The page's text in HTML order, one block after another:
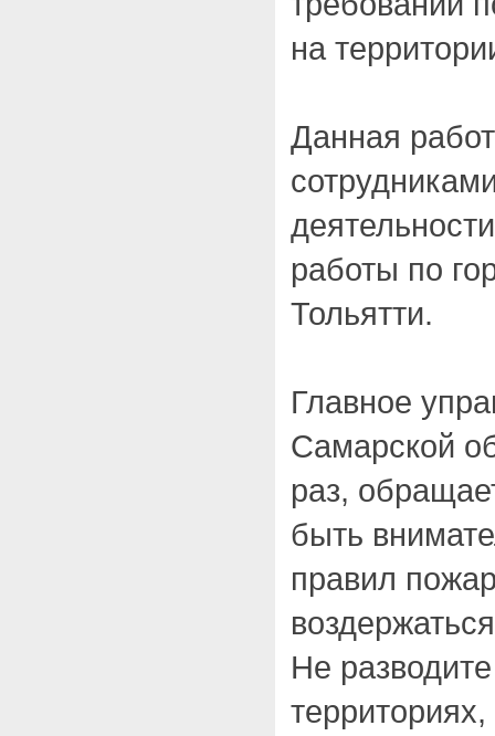
на
Данная
работы по
Тольятти.
Главное
Самарской
раз,
быть
правил
Не